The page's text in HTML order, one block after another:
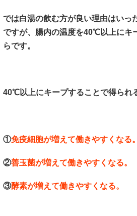
では白湯の飲む方が良い理由はいっ
ですが、腸内の温度を40℃以上にキ
らです。
40℃以上にキープすることで得られ
①免疫細胞が増えて働きやすくなる。
②善玉菌が増えて働きやすくなる。
③酵素が増えて働きやすくなる。